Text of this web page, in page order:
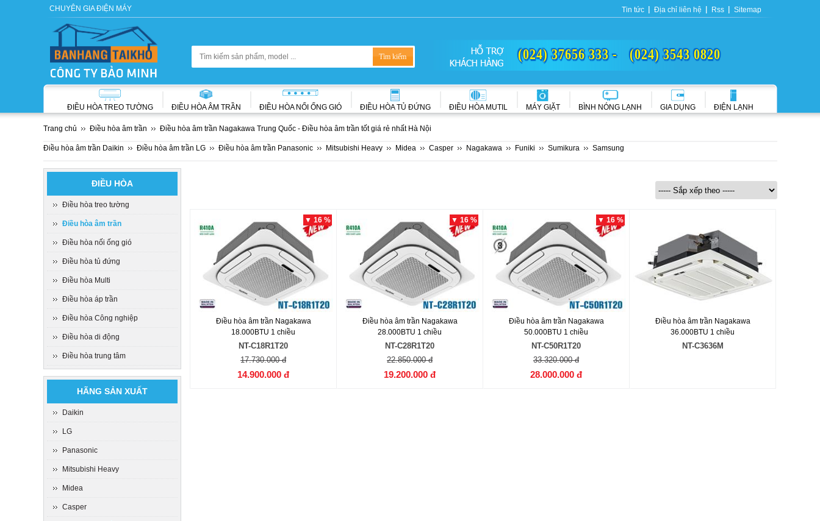
CHUYÊN GIA ĐIỆN MÁY Tin tức Địa chỉ liên hệ Rss Sitemap
(024) 37656 333 - (024) 3543 0820
ĐIỀU HÒA TREO TƯỜNG ĐIỀU HÒA ÂM TRẦN ĐIỀU HÒA NỐI ỐNG GIÓ ĐIỀU HÒA TỦ ĐỨNG ĐIỀU HÒA MUTIL MÁY GIẶT BÌNH NÓNG LẠNH GIA DỤNG ĐIỆN LẠNH
Trang chủ Điều hòa âm trần Điều hòa âm trần Nagakawa Trung Quốc - Điều hòa âm trần tốt giá rẻ nhất Hà Nội
Điều hòa âm trần Daikin Điều hòa âm trần LG Điều hòa âm trần Panasonic Mitsubishi Heavy Midea Casper Nagakawa Funiki Sumikura Samsung
ĐIỀU HÒA
Điều hòa treo tường
Điều hòa âm trần
Điều hòa nối ống gió
Điều hòa tủ đứng
Điều hòa Multi
Điều hòa áp trần
Điều hòa Công nghiệp
Điều hòa di động
Điều hòa trung tâm
HÃNG SẢN XUẤT
Daikin
LG
Panasonic
Mitsubishi Heavy
Midea
Casper
▼ 16 %
Điều hòa âm trần Nagakawa
18.000BTU 1 chiều
NT-C18R1T20
17.730.000 đ
14.900.000 đ
▼ 16 %
Điều hòa âm trần Nagakawa
28.000BTU 1 chiều
NT-C28R1T20
22.850.000 đ
19.200.000 đ
▼ 16 %
Điều hòa âm trần Nagakawa
50.000BTU 1 chiều
NT-C50R1T20
33.320.000 đ
28.000.000 đ
Điều hòa âm trần Nagakawa
36.000BTU 1 chiều
NT-C3636M